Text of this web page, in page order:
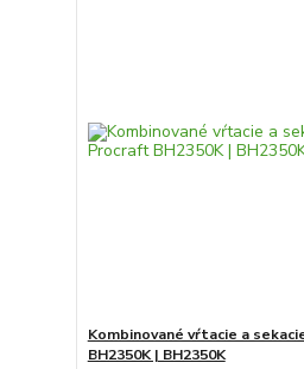
Kombinované vŕtacie a
BH2350K | BH2350K